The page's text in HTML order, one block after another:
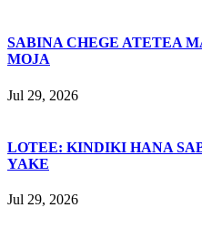
SABINA CHEGE ATETEA
MOJA
Jul 29, 2026
LOTEE: KINDIKI HANA
YAKE
Jul 29, 2026